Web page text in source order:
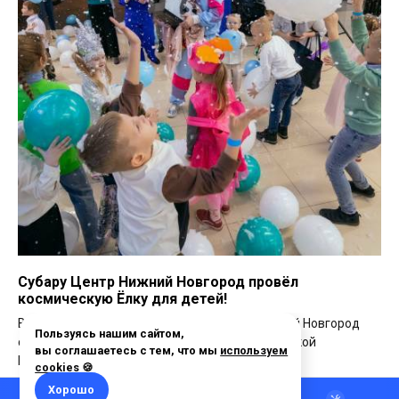
Субару Центр Нижний Новгород провёл
космическую Ёлку для детей!
В минувшее воскресенье Субару Центр Нижний Новгород
собрал всех ребят и их родителей на Космической
Новогодней Ёлке!
25.12.2023